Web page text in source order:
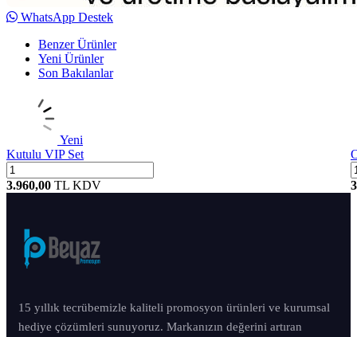
WhatsApp Destek
Benzer Ürünler
Yeni Ürünler
Son Bakılanlar
Yeni
Kutulu VIP Set
3.960,00 TL KDV
15 yıllık tecrübemizle kaliteli promosyon ürünleri ve kurumsal
hediye çözümleri sunuyoruz. Markanızın değerini artıran